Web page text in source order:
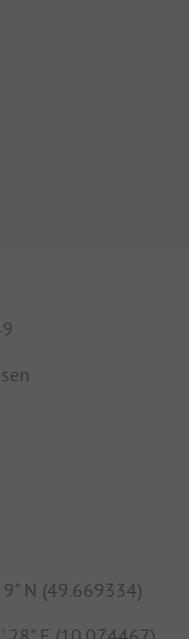
N (49.669334)